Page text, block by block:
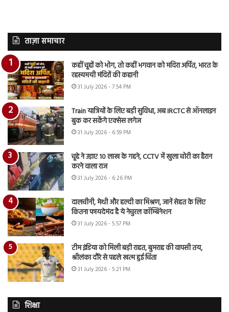
ताज़ा समाचार
कहीं चूहों को भोग, तो कहीं भगवान को मदिरा अर्पित, भारत के
रहस्यमयी मंदिरों की कहानी
31 July 2026 - 7:54 PM
Train यात्रियों के लिए बड़ी सुविधा, अब IRCTC से ऑनलाइन
बुक कर सकेंगे एक्सेस लगेज
31 July 2026 - 6:59 PM
चूहे ने उड़ाए 10 लाख के गहने, CCTV में खुला चोरी का हैरान
करने वाला राज
31 July 2026 - 6:26 PM
दालचीनी, मेथी और हल्दी का मिश्रण, जानें सेहत के लिए
कितना फायदेमंद है ये नेचुरल कॉम्बिनेशन
31 July 2026 - 5:57 PM
टीम इंडिया को मिली बड़ी राहत, बुमराह की वापसी तय,
श्रीलंका दौरे से पहले खत्म हुई चिंता
31 July 2026 - 5:21 PM
शिक्षा